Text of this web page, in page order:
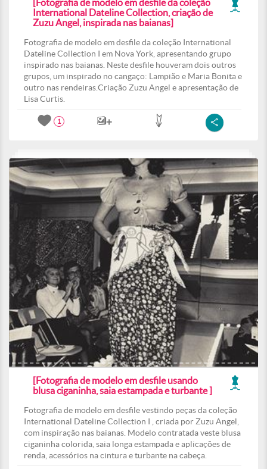
[Fotografia de modelo em desfile da coleção
International Dateline Collection, criação de
Zuzu Angel, inspirada nas baianas]
Fotografia de modelo em desfile da coleção International
Dateline Collection I em Nova York, apresentando grupo
inspirado nas baianas. Neste desfile houveram dois outros
grupos, um inspirado no cangaço: Lampião e Maria Bonita e
outro nas rendeiras.Criação Zuzu Angel e apresentação de
Lisa Curtis.
1
[Fotografia de modelo em desfile usando
blusa ciganinha, saia estampada e turbante ]
Fotografia de modelo em desfile vestindo peças da coleção
International Dateline Collection I , criada por Zuzu Angel,
com inspiração nas baianas. Modelo contratada veste blusa
ciganinha colorida, saia longa estampada e aplicações de
renda, acessórios na cintura e turbante na cabeça.